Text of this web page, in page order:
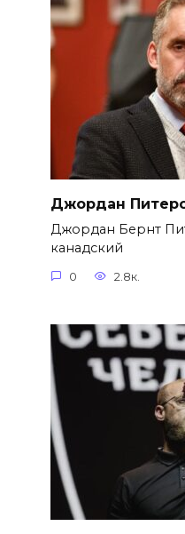
Джордан
Джордан Бернт
канадский
0 2.8к.